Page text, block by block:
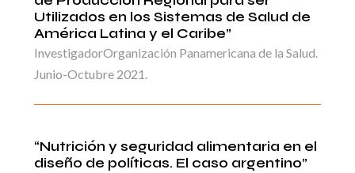
Utilizados en los Sistemas de Salud de
América Latina y el Caribe”
InvestigadorOrganización Panamericana de la Salud.
Junio-Octubre 2021.
“Nutrición y seguridad alimentaria en el
diseño de políticas. El caso argentino”